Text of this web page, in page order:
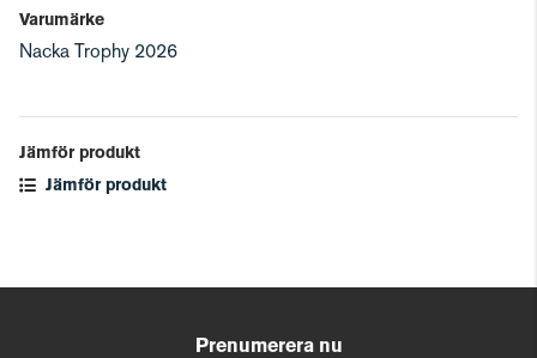
Varumärke
Nacka Trophy 2026
Jämför produkt
Jämför produkt
Prenumerera nu